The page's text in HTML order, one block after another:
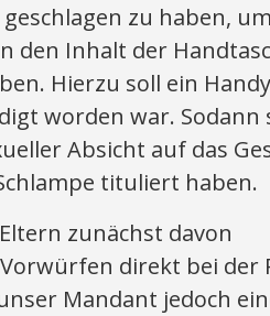
zu haben,
den Inhalt der
Hierzu soll ein
worden war. Sodann
Absicht auf das
tituliert haben.
zunächst davon
direkt bei der
Mandant jedoch